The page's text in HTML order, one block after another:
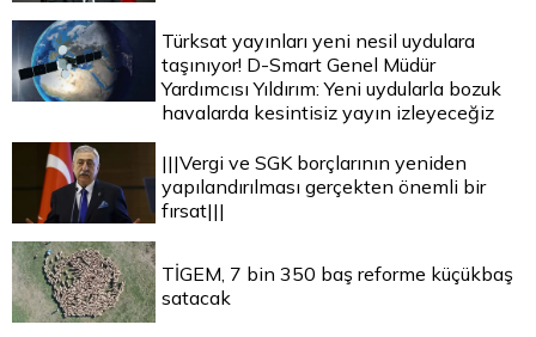
Türksat yayınları yeni nesil uydulara
taşınıyor! D-Smart Genel Müdür
Yardımcısı Yıldırım: Yeni uydularla bozuk
havalarda kesintisiz yayın izleyeceğiz
|||Vergi ve SGK borçlarının yeniden
yapılandırılması gerçekten önemli bir
fırsat|||
TİGEM, 7 bin 350 baş reforme küçükbaş
satacak